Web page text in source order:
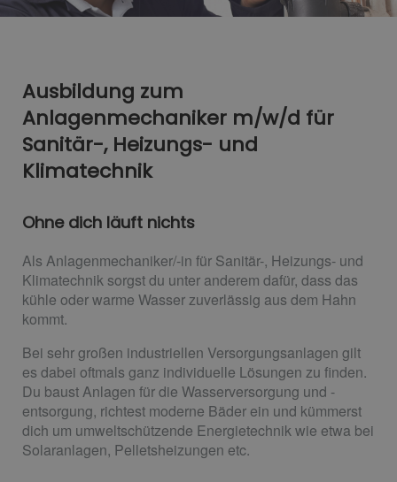
Ausbildung zum
Anlagenmechaniker m/w/d für
Sanitär-, Heizungs- und
Klimatechnik
Ohne dich läuft nichts
Als Anlagenmechaniker/-in für Sanitär-, Heizungs- und
Klimatechnik sorgst du unter anderem dafür, dass das
kühle oder warme Wasser zuverlässig aus dem Hahn
kommt.
Bei sehr großen industriellen Versorgungsanlagen gilt
es dabei oftmals ganz individuelle Lösungen zu finden.
Du baust Anlagen für die Wasserversorgung und -
entsorgung, richtest moderne Bäder ein und kümmerst
dich um umweltschützende Energietechnik wie etwa bei
Solaranlagen, Pelletsheizungen etc.